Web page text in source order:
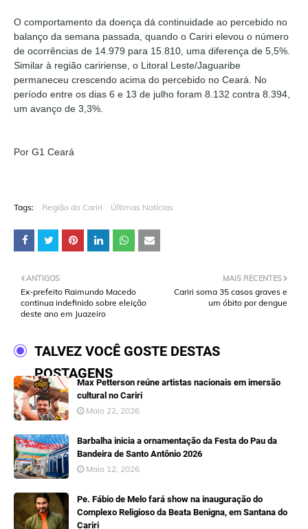
O comportamento da doença dá continuidade ao percebido no
balanço da semana passada, quando o Cariri elevou o número
de ocorrências de 14.979 para 15.810, uma diferença de 5,5%.
Similar à região caririense, o Litoral Leste/Jaguaribe
permaneceu crescendo acima do percebido no Ceará. No
período entre os dias 6 e 13 de julho foram 8.132 contra 8.394,
um avanço de 3,3%.
Por G1 Ceará
Tags: Região do Cariri Últimas Notícias
MAIS RECENTES
Cariri soma 35 casos graves e
um óbito por dengue
ANTIGOS
Ex-prefeito Raimundo Macedo
continua indefinido sobre eleição
deste ano em Juazeiro
TALVEZ VOCÊ GOSTE DESTAS
POSTAGENS
Max Petterson reúne artistas nacionais em imersão
cultural no Cariri
Maio 22, 2026
Barbalha inicia a ornamentação da Festa do Pau da
Bandeira de Santo Antônio 2026
Maio 12, 2026
Pe. Fábio de Melo fará show na inauguração do
Complexo Religioso da Beata Benigna, em Santana do
Cariri